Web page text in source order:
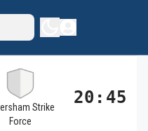
Strike
Force
20:45